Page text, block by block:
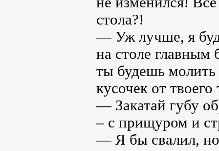
стола?!
— Уж лучше, я
на столе главным
ты будешь
кусочек от
— Закатай губу
– с прищуром и
— Я бы свалил, но